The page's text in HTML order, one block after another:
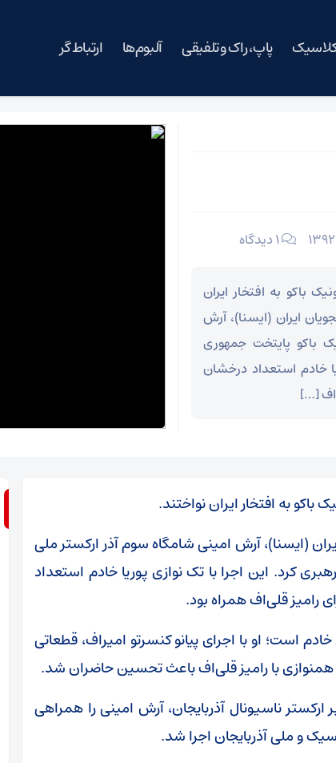
پاپ، راک و تلفیقی آلبوم‌ها ارتباط گر
۱ دیدگاه
باکو به افتخار ایران
ایران (ایسنا)، آرش
باکو پایتخت جمهوری
خادم استعداد درخشان
[…]
باکو به افتخار ایران نواختند.
(ایسنا)، آرش امینی شامگاه سوم آذر ارکستر ملی
کرد. این اجرا با تک نوازی پوریا خادم استعداد
رامیز قلی‌اف همراه بود.
۱۴ ساله، فرزند رسول خادم است؛ او با اجرای پیانو کنسرتو امیراف، قطعاتی
و همنوازی با رامیز قلی‌اف باعث تحسین حاضران شد.
ناسیونال آذربایجان، آرش امینی را همراهی
و ملی آذربایجان اجرا شد.